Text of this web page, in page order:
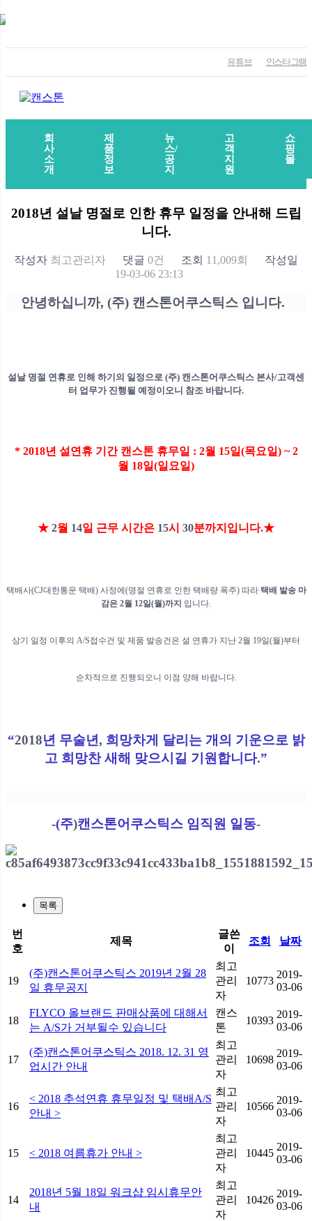
유튜브 인스타그램
회
사
소
개
제
품
정
보
뉴
스/
공
지
고
객
지
원
쇼
핑
몰
2018년 설날 명절로 인한 휴무 일정을 안내해 드립
니다.
작성자 최고관리자 댓글 0건 조회 11,009회
작성일
19-03-06 23:13
안녕하십니까, (주) 캔스톤어쿠스틱스 입니다.
설날 명절 연휴로 인해 하기의 일정으로 (주) 캔스톤어쿠스틱스 본사/고객센
터 업무가 진행될 예정이오니 참조 바랍니다.
* 2018년 설연휴 기간 캔스톤 휴무일 : 2월 15일(목요일) ~ 2
월 18일(일요일)
★ 2월 14일 근무 시간은 15시 30분까지입니다.★
택배사(CJ대한통운 택배) 사정에 (명절 연휴로 인한 택배량 폭주) 따라 택배 발송 마
감은 2월 12일(월)까지 입니다.
상기 일정 이후의 A/S접수건 및 제품 발송건은 설 연휴가 지난 2월 19일(월)부터
순차적으로 진행되오니 이점 양해 바랍니다.
“2018년 무술년, 희망차게 달리는 개의 기운으로 밝
고 희망찬 새해 맞으시길 기원합니다.”
-(주)캔스톤어쿠스틱스 임직원 일동-
목록
번
호
제목
글쓴
이
조회 날짜
19
(주)캔스톤어쿠스틱스 2019년 2월 28
일 휴무공지
최고
관리
자
10773
2019-
03-06
18
FLYCO 올브랜드 판매상품에 대해서
는 A/S가 거부될수 있습니다
캔스
톤
10393
2019-
03-06
17
(주)캔스톤어쿠스틱스 2018. 12. 31 영
업시간 안내
최고
관리
자
10698
2019-
03-06
16
< 2018 추석연휴 휴무일정 및 택배A/S
안내 >
최고
관리
자
10566
2019-
03-06
15 < 2018 여름휴가 안내 >
최고
관리
자
10445
2019-
03-06
14
2018년 5월 18일 워크샵 임시휴무안
내
최고
관리
자
10426
2019-
03-06